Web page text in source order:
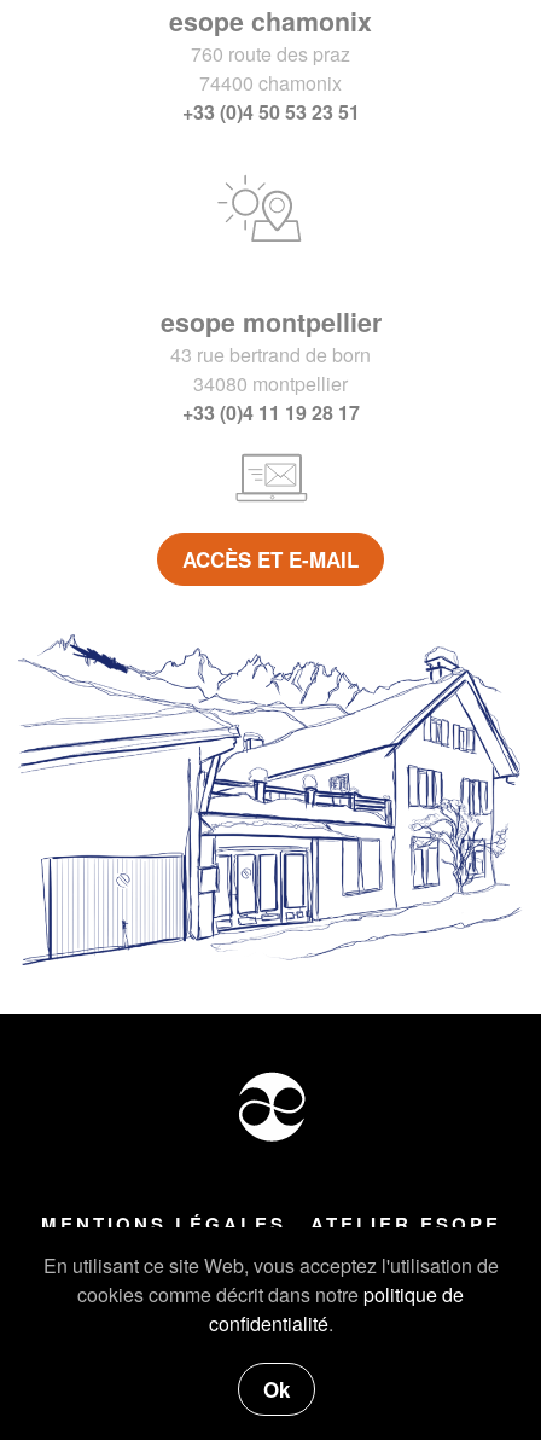
En utilisant ce site Web, vous acceptez l'utilisation de
cookies comme décrit dans notrepolitique de
confidentialité.
Ok
esope chamonix
760 route des praz
74400 chamonix
+33 (0)4 50 53 23 51
esope montpellier
43 rue bertrand de born
34080 montpellier
+33 (0)4 11 19 28 17
ACCÈS ET E-MAIL
MENTIONS LÉGALES ATELIER ESOPE